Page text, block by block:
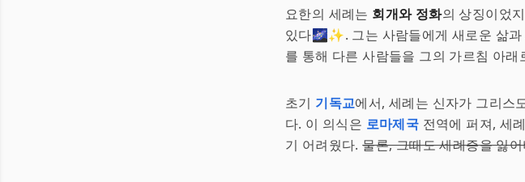
요한의 세례는 회개와 정화의 상징이었
있다🌌✨. 그는 사람들에게 새로운 삶
를 통해 다른 사람들을 그의 가르침 아
초기 기독교에서, 세례는 신자가 그리스
다. 이 의식은 로마제국 전역에 퍼져, 세
기 어려웠다.물론, 그때도 세례증을 잃